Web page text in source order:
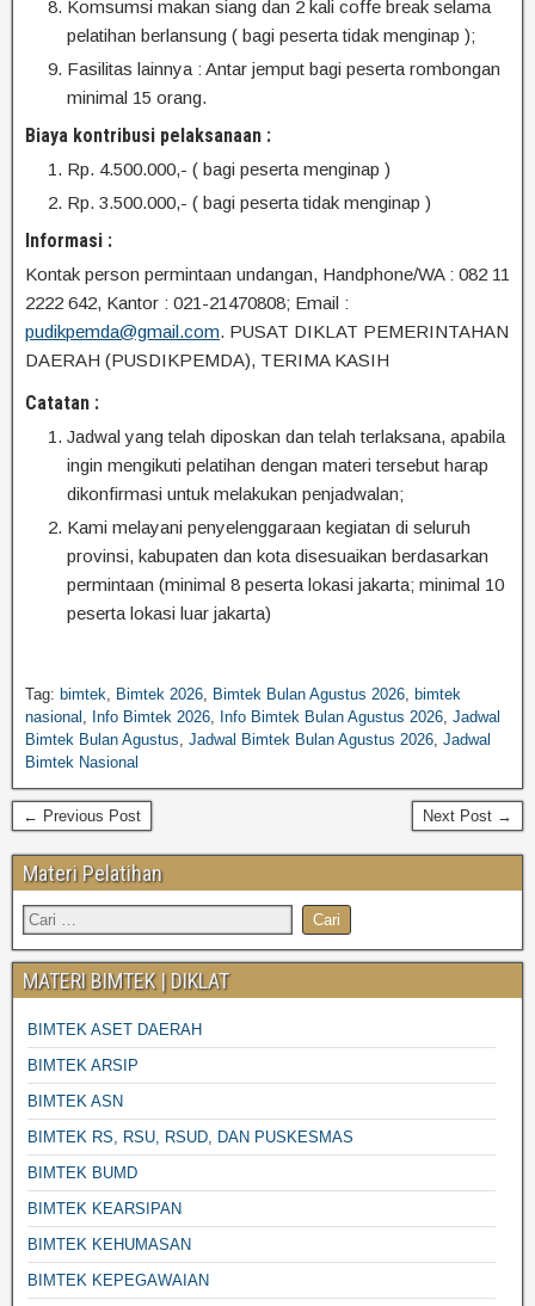
Komsumsi makan siang dan 2 kali coffe break selama
pelatihan berlansung ( bagi peserta tidak menginap );
Fasilitas lainnya : Antar jemput bagi peserta rombongan
minimal 15 orang.
Biaya kontribusi pelaksanaan :
Rp. 4.500.000,- ( bagi peserta menginap )
Rp. 3.500.000,- ( bagi peserta tidak menginap )
Informasi :
Kontak person permintaan undangan, Handphone/WA : 082 11
2222 642, Kantor : 021-21470808; Email :
pudikpemda@gmail.com. PUSAT DIKLAT PEMERINTAHAN
DAERAH (PUSDIKPEMDA), TERIMA KASIH
Catatan :
Jadwal yang telah diposkan dan telah terlaksana, apabila
ingin mengikuti pelatihan dengan materi tersebut harap
dikonfirmasi untuk melakukan penjadwalan;
Kami melayani penyelenggaraan kegiatan di seluruh
provinsi, kabupaten dan kota disesuaikan berdasarkan
permintaan (minimal 8 peserta lokasi jakarta; minimal 10
peserta lokasi luar jakarta)
Tag: bimtek, Bimtek 2026, Bimtek Bulan Agustus 2026, bimtek
nasional , Info Bimtek 2026, Info Bimtek Bulan Agustus 2026, Jadwal
Bimtek Bulan Agustus, Jadwal Bimtek Bulan Agustus 2026, Jadwal
Bimtek Nasional
← Previous Post Next Post →
Materi Pelatihan
MATERI BIMTEK | DIKLAT
BIMTEK ASET DAERAH
BIMTEK ARSIP
BIMTEK ASN
BIMTEK RS, RSU, RSUD, DAN PUSKESMAS
BIMTEK BUMD
BIMTEK KEARSIPAN
BIMTEK KEHUMASAN
BIMTEK KEPEGAWAIAN